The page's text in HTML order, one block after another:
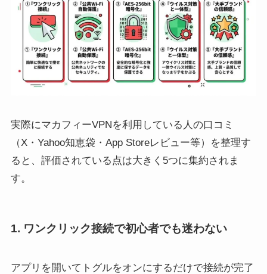
実際にマカフィーVPNを利用している人の口コミ
（X・Yahoo知恵袋・App Storeレビュー等）を整理す
ると、評価されている点は大きく5つに集約されま
す。
1. ワンクリック接続で初心者でも迷わない
アプリを開いてトグルをオンにするだけで接続が完了